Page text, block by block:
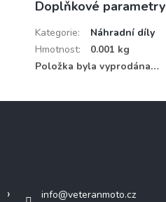
Doplňkové parametry
Kategorie:
Náhradní díly
Hmotnost:
0.001 kg
Položka byla vyprodána…
info@veteranmoto.cz